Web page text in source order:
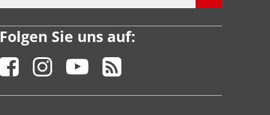
Folgen Sie uns auf: